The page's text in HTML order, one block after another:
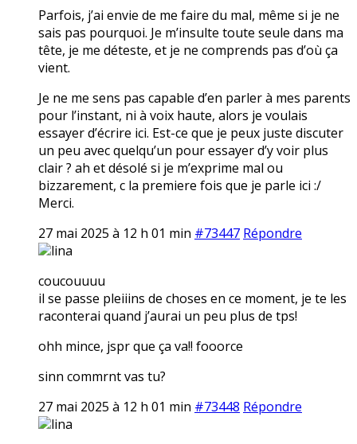
Parfois, j’ai envie de me faire du mal, même si je ne
sais pas pourquoi. Je m’insulte toute seule dans ma
tête, je me déteste, et je ne comprends pas d’où ça
vient.
Je ne me sens pas capable d’en parler à mes parents
pour l’instant, ni à voix haute, alors je voulais
essayer d’écrire ici. Est-ce que je peux juste discuter
un peu avec quelqu’un pour essayer d’y voir plus
clair ? ah et désolé si je m’exprime mal ou
bizzarement, c la premiere fois que je parle ici :/
Merci.
27 mai 2025 à 12 h 01 min #73447 Répondre
lina
coucouuuu
il se passe pleiiins de choses en ce moment, je te les
raconterai quand j’aurai un peu plus de tps!
ohh mince, jspr que ça va!! fooorce
sinn commrnt vas tu?
27 mai 2025 à 12 h 01 min #73448 Répondre
lina